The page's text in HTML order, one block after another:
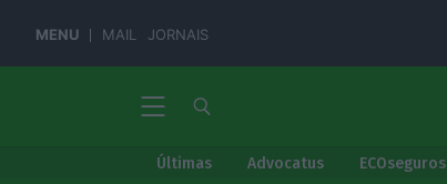
MENU MAIL JORNAIS
Últimas Advocatus ECOseguros